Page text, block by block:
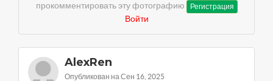
прокомментировать эту фотографию
Регистрация
Войти
AlexRen
Опубликован на Сен 16, 2025